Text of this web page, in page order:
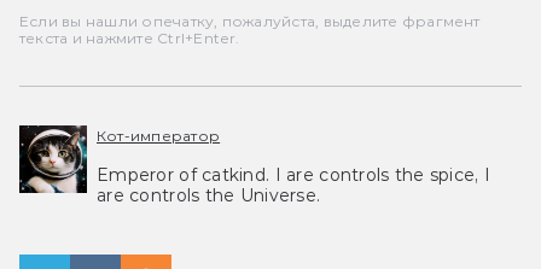
Если вы нашли опечатку, пожалуйста, выделите фрагмент
текста и нажмите Ctrl+Enter.
Кот-император
Emperor of catkind. I are controls the spice, I
are controls the Universe.